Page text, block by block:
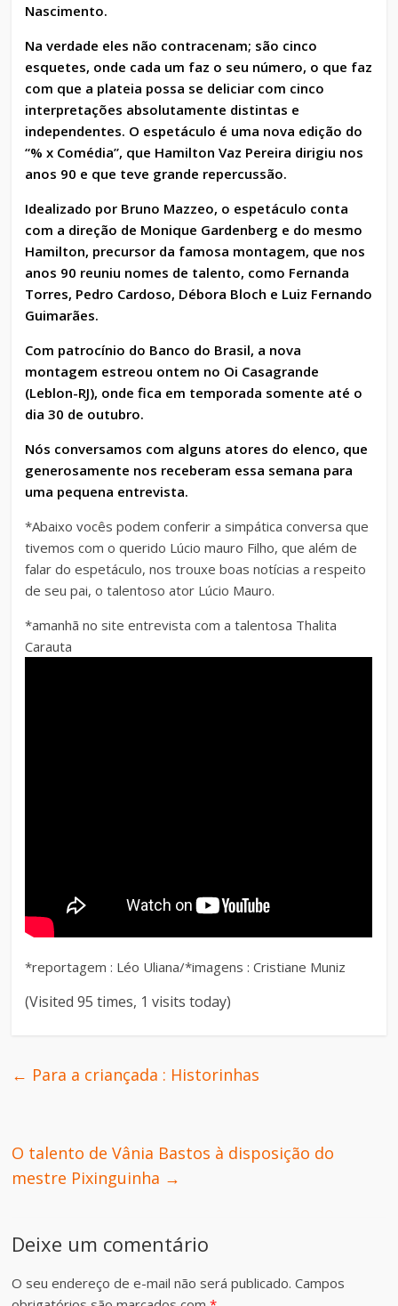
Nascimento.
Na verdade eles não contracenam; são cinco
esquetes, onde cada um faz o seu número, o que faz
com que a plateia possa se deliciar com cinco
interpretações absolutamente distintas e
independentes. O espetáculo é uma nova edição do
“% x Comédia”, que Hamilton Vaz Pereira dirigiu nos
anos 90 e que teve grande repercussão.
Idealizado por Bruno Mazzeo, o espetáculo conta
com a direção de Monique Gardenberg e do mesmo
Hamilton, precursor da famosa montagem, que nos
anos 90 reuniu nomes de talento, como Fernanda
Torres, Pedro Cardoso, Débora Bloch e Luiz Fernando
Guimarães.
Com patrocínio do Banco do Brasil, a nova
montagem estreou ontem no Oi Casagrande
(Leblon-RJ), onde fica em temporada somente até o
dia 30 de outubro.
Nós conversamos com alguns atores do elenco, que
generosamente nos receberam essa semana para
uma pequena entrevista.
*Abaixo vocês podem conferir a simpática conversa que
tivemos com o querido Lúcio mauro Filho, que além de
falar do espetáculo, nos trouxe boas notícias a respeito
de seu pai, o talentoso ator Lúcio Mauro.
*amanhã no site entrevista com a talentosa Thalita
Carauta
*reportagem : Léo Uliana/*imagens : Cristiane Muniz
(Visited 95 times, 1 visits today)
← Para a criançada : Historinhas
O talento de Vânia Bastos à disposição do
mestre Pixinguinha →
Deixe um comentário
O seu endereço de e-mail não será publicado. Campos